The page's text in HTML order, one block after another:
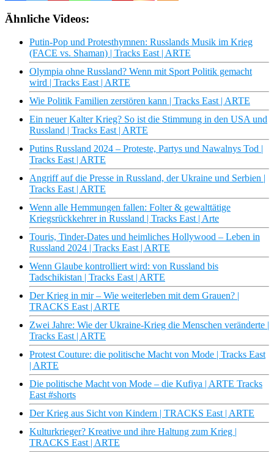
Ähnliche Videos:
Putin-Pop und Protesthymnen: Russlands Musik im Krieg
(FACE vs. Shaman) | Tracks East | ARTE
Olympia ohne Russland? Wenn mit Sport Politik gemacht
wird | Tracks East | ARTE
Wie Politik Familien zerstören kann | Tracks East | ARTE
Ein neuer Kalter Krieg? So ist die Stimmung in den USA und
Russland | Tracks East | ARTE
Putins Russland 2024 – Proteste, Partys und Nawalnys Tod |
Tracks East | ARTE
Angriff auf die Presse in Russland, der Ukraine und Serbien |
Tracks East | ARTE
Wenn alle Hemmungen fallen: Folter & gewalttätige
Kriegsrückkehrer in Russland | Tracks East | Arte
Touris, Tinder-Dates und heimliches Hollywood – Leben in
Russland 2024 | Tracks East | ARTE
Wenn Glaube kontrolliert wird: von Russland bis
Tadschikistan | Tracks East | ARTE
Der Krieg in mir – Wie weiterleben mit dem Grauen? |
TRACKS East | ARTE
Zwei Jahre: Wie der Ukraine-Krieg die Menschen veränderte |
Tracks East | ARTE
Protest Couture: die politische Macht von Mode | Tracks East
| ARTE
Die politische Macht von Mode – die Kufiya | ARTE Tracks
East #shorts
Der Krieg aus Sicht von Kindern | TRACKS East | ARTE
Kulturkrieger? Kreative und ihre Haltung zum Krieg |
TRACKS East | ARTE